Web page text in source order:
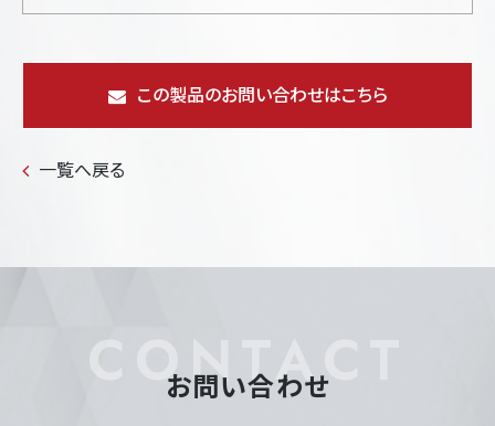
この製品のお問い合わせはこちら
一覧へ戻る
CONTACT
お問い合わせ